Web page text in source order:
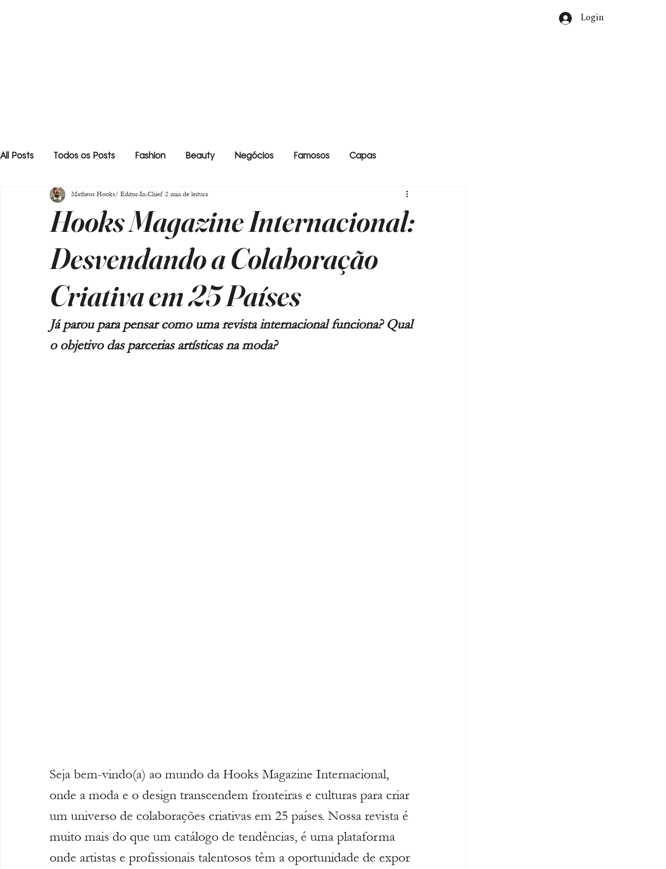
Login
All Posts Todos os Posts Fashion Beauty Negócios Famosos Capas
Hooks Magazine Internacional:
Desvendando a Colaboração
Criativa em 25 Países
Matheus Hooks/ Editor-In-Chief 2 min de leitura
Já parou para pensar como uma revista internacional funciona? Qual
o objetivo das parcerias artísticas na moda?
Seja bem-vindo(a) ao mundo da Hooks Magazine Internacional,
onde a moda e o design transcendem fronteiras e culturas para criar
um universo de colaborações criativas em 25 países. Nossa revista é
muito mais do que um catálogo de tendências, é uma plataforma
onde artistas e profissionais talentosos têm a oportunidade de expor